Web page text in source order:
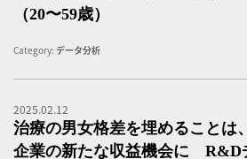
（20〜59歳）
Category: データ分析
2025.02.12
治療の男女格差を埋めることは
企業の新たな収益機会に R&D